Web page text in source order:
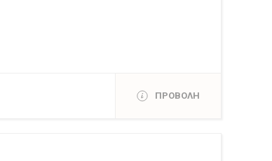
ΠΡΟΒΟΛΗ